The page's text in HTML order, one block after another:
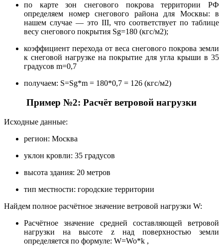
по карте зон снегового покрова территории РФ
определяем номер снегового района для Москвы: в
нашем случае — это III, что соответствует по таблице
весу снегового покрытия Sg=180 (кгс/м2);
коэффициент перехода от веса снегового покрова земли
к снеговой нагрузке на покрытие для угла крыши в 35
градусов m=0,7
получаем: S=Sg*m = 180*0,7 = 126 (кгс/м2)
Пример №2: Расчёт ветровой нагрузки
Исходные данные:
регион: Москва
уклон кровли: 35 градусов
высота здания: 20 метров
тип местности: городские территории
Найдем полное расчётное значение ветровой нагрузки W:
Расчётное значение средней составляющей ветровой
нагрузки на высоте z над поверхностью земли
определяется по формуле: W=Wo*k ,